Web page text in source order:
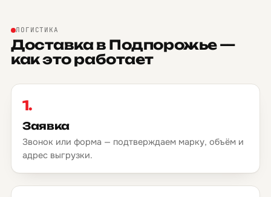
ЛОГИСТИКА
Доставка в Подпорожье —
как это работает
1.
Заявка
Звонок или форма — подтверждаем марку, объём и
адрес выгрузки.